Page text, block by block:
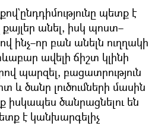
պետք է
անել, իսկ պոստ–
ինչ–որ բան անելն ուղղակի
ավելի ճիշտ կլինի
պարզել, բացատրություն
և ծանր լուծումների մասին
իսկապես ծանրացնելու են
է կանխարգելիչ